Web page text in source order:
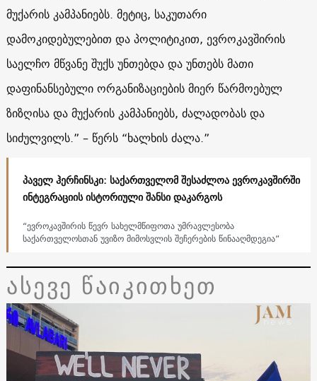
მუქარის კამპანიებს. მეტიც, საკუთარი
დამოკიდებულებით და პოლიტიკით, ევროკავშირის
საელჩო მწვანე შუქს უნთებდა და უნთებს მათი
დაფინანსებული ორგანიზაციების მიერ წარმოებულ
ზიზღისა და მუქარის კამპანიებს, ძალადობას და
სიძულვილს.” – წერს “ხალხის ძალა.”
პაველ ჰერჩინსკი: საქართველომ შესაძლოა ევროკავშირში
ინტეგრაციის ისტორიული შანსი დაკარგოს
“ევროკავშირის წევრ სახელმწიფოთა უმრავლესობა
საქართველოსთან უვიზო მიმოსვლის შეჩერების წინააღმდეგია”
ასევე წაიკითხეთ